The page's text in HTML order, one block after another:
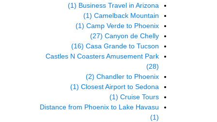
Business Travel in Arizona
(1)
Camelback Mountain
(1)
Camp Verde to Phoenix
(1)
Canyon de Chelly
(27)
Casa Grande to Tucson
(16)
Castles N Coasters Amusement Park
(28)
Chandler to Phoenix
(2)
Closest Airport to Sedona
(1)
Cruise Tours
(1)
Distance from Phoenix to Lake Havasu
(1)